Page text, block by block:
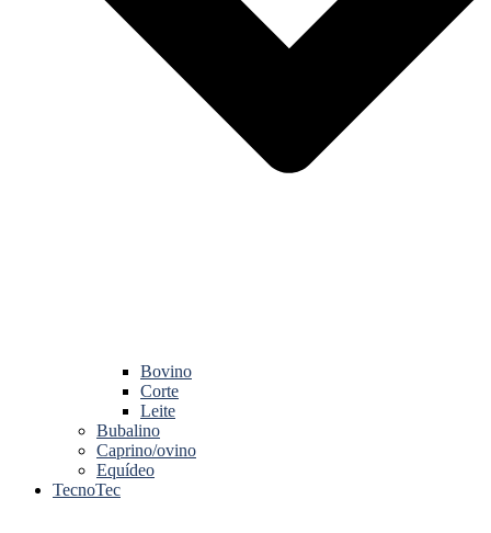
Bovino
Corte
Leite
Bubalino
Caprino/ovino
Equídeo
TecnoTec